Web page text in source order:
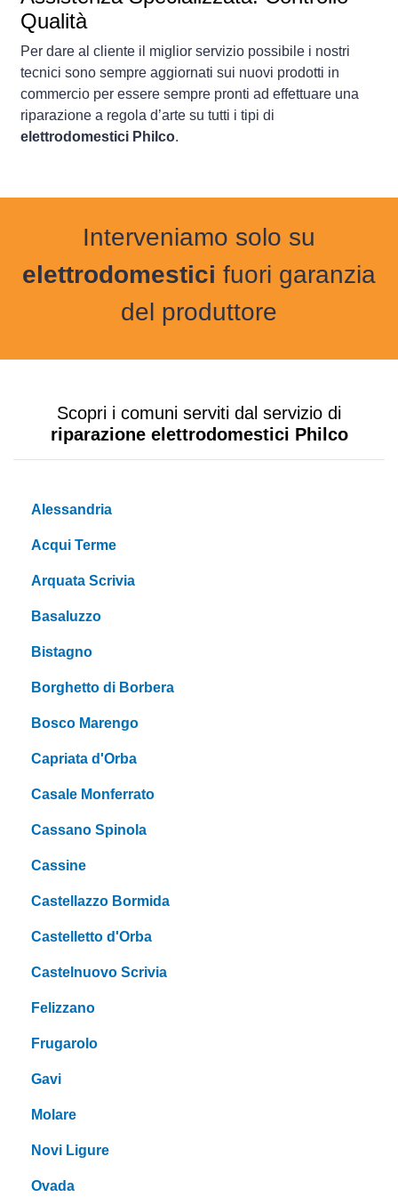
Qualità
Per dare al cliente il miglior servizio possibile i nostri
tecnici sono sempre aggiornati sui nuovi prodotti in
commercio per essere sempre pronti ad effettuare una
riparazione a regola d’arte su tutti i tipi di
elettrodomestici Philco.
Interveniamo solo su
elettrodomestici fuori garanzia
del produttore
Scopri i comuni serviti dal servizio di
riparazione elettrodomestici Philco
Alessandria
Acqui Terme
Arquata Scrivia
Basaluzzo
Bistagno
Borghetto di Borbera
Bosco Marengo
Capriata d'Orba
Casale Monferrato
Cassano Spinola
Cassine
Castellazzo Bormida
Castelletto d'Orba
Castelnuovo Scrivia
Felizzano
Frugarolo
Gavi
Molare
Novi Ligure
Ovada